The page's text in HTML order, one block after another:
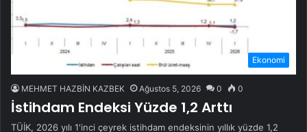
Ekonomi
MEHMET HAZBİN KAZBEK Ağustos 5, 2026 0 0
İstihdam Endeksi Yüzde 1,2 Arttı
TÜİK, 2026 yılı 1'inci çeyrek istihdam endeksinin yıllık yüzde 1,2